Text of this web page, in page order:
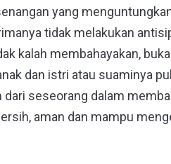
yang
tidak melakukan
kalah membahayakan,
dan istri atau suaminya
seseorang dalam
aman dan mampu